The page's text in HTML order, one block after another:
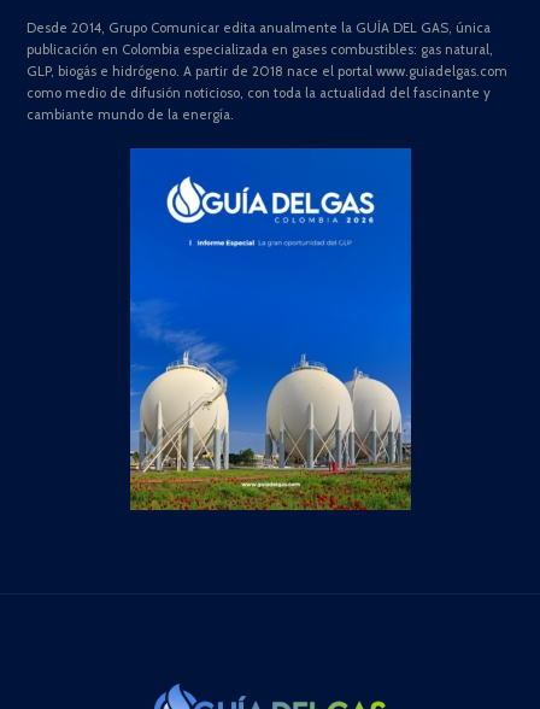
Desde 2014, Grupo Comunicar edita anualmente la GUÍA DEL GAS, única
publicación en Colombia especializada en gases combustibles: gas natural,
GLP, biogás e hidrógeno. A partir de 2018 nace el portal www.guiadelgas.com
como medio de difusión noticioso, con toda la actualidad del fascinante y
cambiante mundo de la energía.